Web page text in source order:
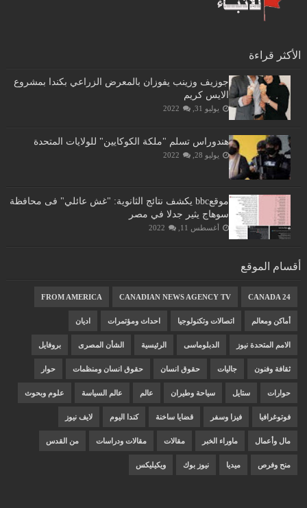
الأكثر قراءة
جوزيف وزينب يفوزان بالمعرض الزراعي بكندا بمشروع
الايس كريم
يوليو 31, 2022
هندوراس تسلم "ملكة الكوكايين" للولايات المتحدة
يوليو 28, 2022
موقعbbc يكشف نتائج الثانوية: "غش عائلي" فى محافظة
سوهاج يثير جدلا في مصر
أغسطس 11, 2022
أقسام الموقع
CANADA 24
CANADIAN NEWS AGENCY TV
FROM AMERICA
أماكن ومعالم اتصالات وتكنولوجيا احداث ومؤتمرات اديان
الامم المتحدة نيوز الدبلوماسى الرئيسية الشأن المصرى بروفايل
ثقافة وفنون جاليات حقوق انسان حقوق انسان ومنظمات حوار
حوارات ستايل سياحة وطيران عالم عالم السياسة علوم وبحوث
فوتوغرافيا فيزا وسفر قضايا ساخنة كندا اليوم لايف نيوز
مال وأعمال ماوراء الخبر مقالات مقالات ودراسات من القدس
منح وفرص ميديا نيوز بوك ويكيليكس